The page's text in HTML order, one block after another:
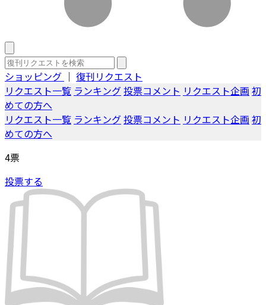
ショッピング ｜ 復刊リクエスト
リクエスト一覧 ランキング投票コメント リクエスト企画 初
めての方へ
リクエスト一覧 ランキング投票コメント リクエスト企画 初
めての方へ
4票
投票する